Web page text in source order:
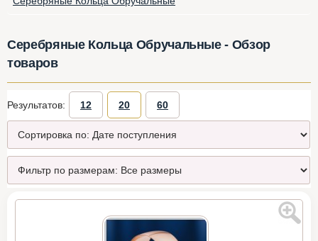
Серебряные Кольца Обручальные - Обзор
товаров
Результатов: 12 20 60